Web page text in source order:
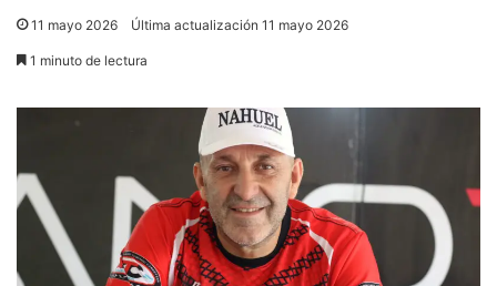
11 mayo 2026 Última actualización 11 mayo 2026
1 minuto de lectura